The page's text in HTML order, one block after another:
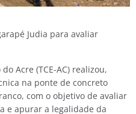
Judia para avaliar
Acre (TCE-AC) realizou,
na ponte de concreto
com o objetivo de avaliar
e apurar a legalidade da